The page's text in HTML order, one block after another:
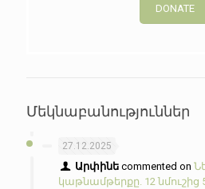
DONATE
Մեկնաբանություններ
27.12.2025
Արփինե commented on
կաթնամթերքը. 12